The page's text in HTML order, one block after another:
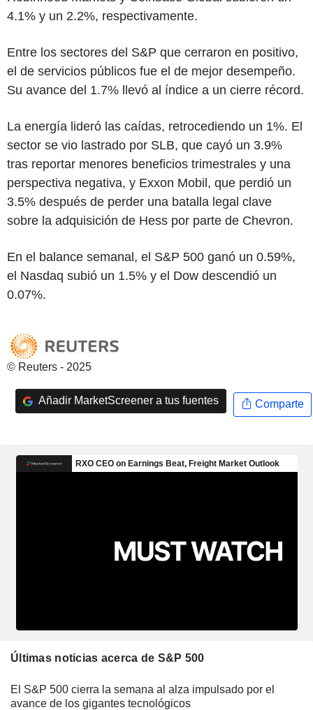
4.1% y un 2.2%, respectivamente.
Entre los sectores del S&P que cerraron en positivo,
el de servicios públicos fue el de mejor desempeño.
Su avance del 1.7% llevó al índice a un cierre récord.
La energía lideró las caídas, retrocediendo un 1%. El
sector se vio lastrado por SLB, que cayó un 3.9%
tras reportar menores beneficios trimestrales y una
perspectiva negativa, y Exxon Mobil, que perdió un
3.5% después de perder una batalla legal clave
sobre la adquisición de Hess por parte de Chevron.
En el balance semanal, el S&P 500 ganó un 0.59%,
el Nasdaq subió un 1.5% y el Dow descendió un
0.07%.
© Reuters - 2025
Añadir MarketScreener a tus fuentes Comparte
Últimas noticias acerca de S&P 500
El S&P 500 cierra la semana al alza impulsado por el
avance de los gigantes tecnológicos